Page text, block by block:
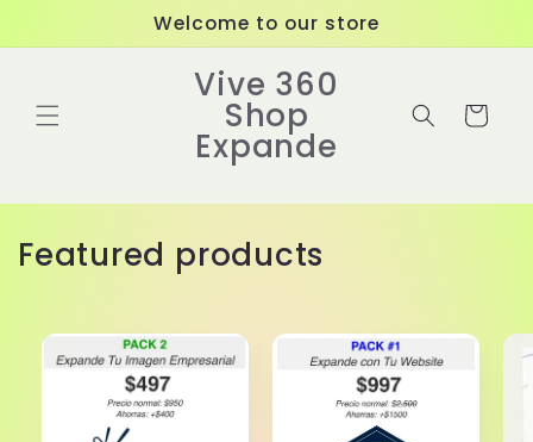
al contenido
Welcome to our store
Vive 360
Shop
Expande
Carrito
Featured products